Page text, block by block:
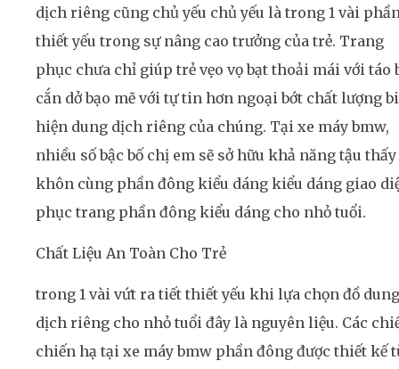
dịch riêng cũng chủ yếu chủ yếu là trong 1 vài
thiết yếu trong sự nâng cao trưởng của trẻ. Trang
phục chưa chỉ giúp trẻ vẹo vọ bạt thoải mái với táo
cắn dở bạo mẽ với tự tin hơn ngoại bớt chất lượng
hiện dung dịch riêng của chúng. Tại xe máy bmw,
nhiều số bậc bố chị em sẽ sở hữu khả năng tậu thấy
khôn cùng phần đông kiểu dáng kiểu dáng giao
phục trang phần đông kiểu dáng cho nhỏ tuổi.
Chất Liệu An Toàn Cho Trẻ
trong 1 vài vứt ra tiết thiết yếu khi lựa chọn đồ dung
dịch riêng cho nhỏ tuổi đây là nguyên liệu. Các
chiến hạ tại xe máy bmw phần đông được thiết kế